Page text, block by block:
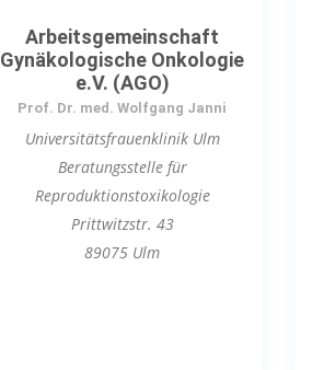
Arbeitsgemeinschaft
Gynäkologische Onkologie
e.V. (AGO)
Prof. Dr. med. Wolfgang Janni
Universitätsfrauenklinik Ulm
Beratungsstelle für
Reproduktionstoxikologie
Prittwitzstr. 43
89075 Ulm